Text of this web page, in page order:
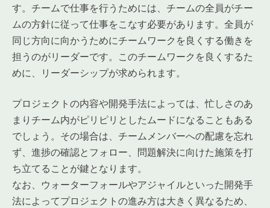
す。チームで仕事を行うためには、チームの全員がチー
ムの方針に従って仕事をこなす必要があります。全員が
同じ方向に向かうためにチームワークを良くする働きを
担うのがリーダーです。このチームワークを良くするた
めに、リーダーシップが求められます。
プロジェクトの内容や開発手法によっては、忙しさのあ
まりチーム内がピリピリとしたムードになることもある
でしょう。その場合は、チームメンバーへの配慮を忘れ
ず、進捗の確認とフォロー、問題解決に向けた施策を打
ち立てることが鍵となります。
なお、ウォーターフォールやアジャイルといった開発手
法によってプロジェクトの進み方は大きく異なるため、